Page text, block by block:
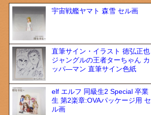
宇宙戦艦ヤマト 森雪 セル画
直筆サイン・イラスト 徳弘正也
ジャングルの王者ターちゃん カ
ッパ―マン 直筆サイン色紙
elf エルフ 同級生2 Special 卒業
生 第2楽章:OVAパッケージ用 セ
ル画